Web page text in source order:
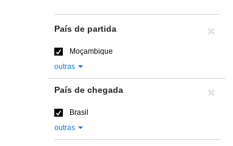
País de partida
Moçambique
outras
País de chegada
Brasil
outras